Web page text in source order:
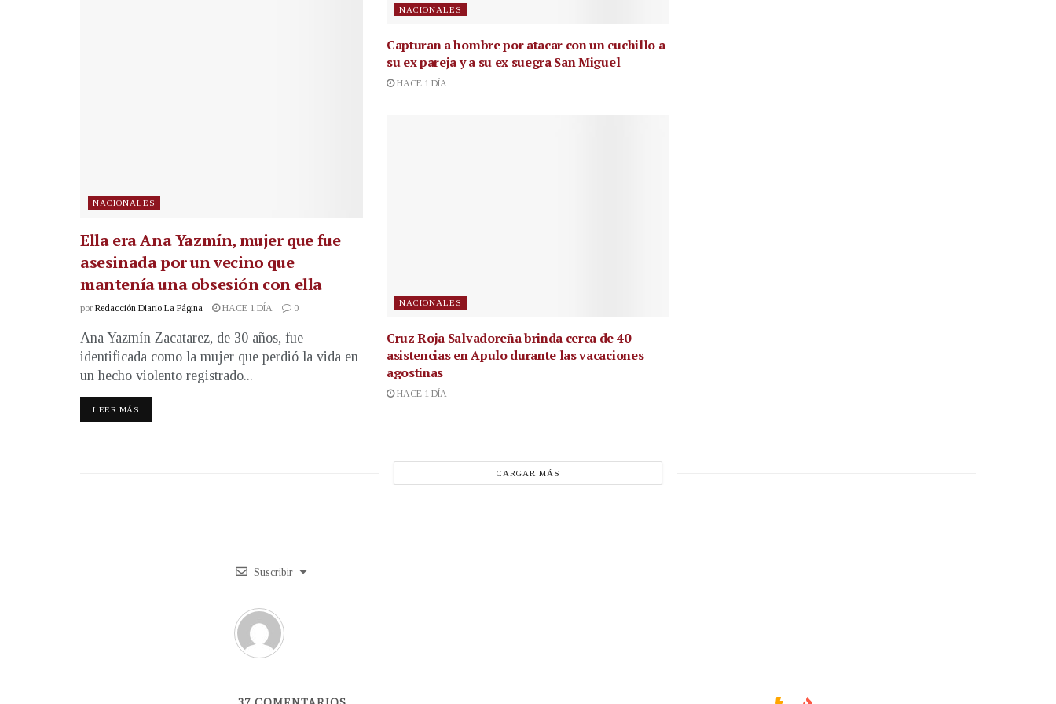
NACIONALES
Ella era Ana Yazmín, mujer que fue
asesinada por un vecino que
mantenía una obsesión con ella
por Redacción Diario La Página HACE 1 DÍA 0
Ana Yazmín Zacatarez, de 30 años, fue
identificada como la mujer que perdió la vida en
un hecho violento registrado...
LEER MÁS
NACIONALES
Capturan a hombre por atacar con un cuchillo a
su ex pareja y a su ex suegra San Miguel
HACE 1 DÍA
NACIONALES
Cruz Roja Salvadoreña brinda cerca de 40
asistencias en Apulo durante las vacaciones
agostinas
HACE 1 DÍA
CARGAR MÁS
Suscribir